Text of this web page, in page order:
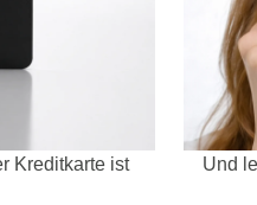
Kreditkarte ist
Und